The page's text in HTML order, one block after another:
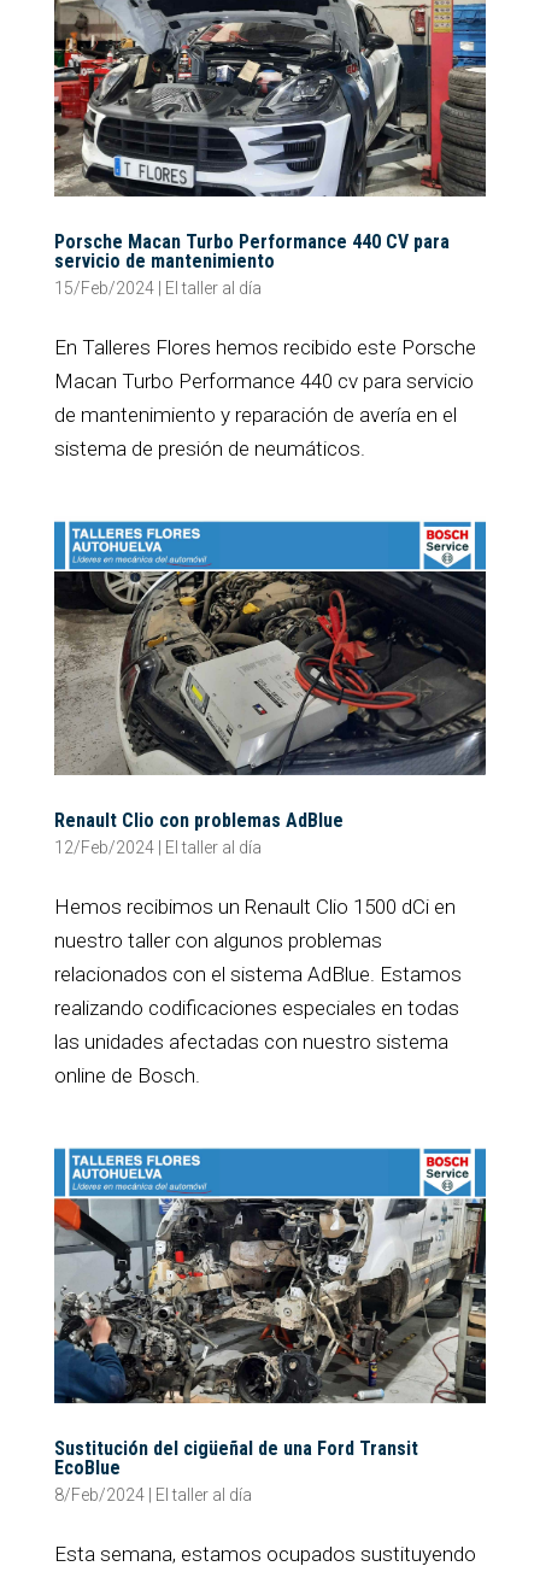
Porsche Macan Turbo Performance 440 CV para
servicio de mantenimiento
15/Feb/2024| El taller al día
En Talleres Flores hemos recibido este Porsche
Macan Turbo Performance 440 cv para servicio
de mantenimiento y reparación de avería en el
sistema de presión de neumáticos.
Renault Clio con problemas AdBlue
12/Feb/2024| El taller al día
Hemos recibimos un Renault Clio 1500 dCi en
nuestro taller con algunos problemas
relacionados con el sistema AdBlue. Estamos
realizando codificaciones especiales en todas
las unidades afectadas con nuestro sistema
online de Bosch.
Sustitución del cigüeñal de una Ford Transit
EcoBlue
8/Feb/2024| El taller al día
Esta semana, estamos ocupados sustituyendo